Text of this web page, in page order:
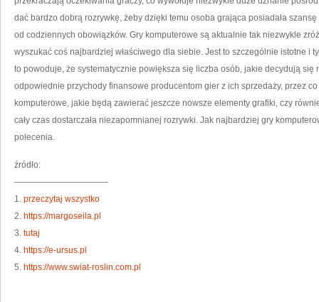
dać bardzo dobrą rozrywkę, żeby dzięki temu osoba grająca posiadała
od codziennych obowiązków. Gry komputerowe są aktualnie tak niezwykle
wyszukać coś najbardziej właściwego dla siebie. Jest to szczególnie istotne i
to powoduje, że systematycznie powiększa się liczba osób, jakie decydują się
odpowiednie przychody finansowe producentom gier z ich sprzedaży, przez
komputerowe, jakie będą zawierać jeszcze nowsze elementy grafiki, czy
cały czas dostarczała niezapomnianej rozrywki. Jak najbardziej gry
polecenia.
źródło:
———————————
1. przeczytaj wszystko
2. https://margoseila.pl
3. tutaj
4. https://e-ursus.pl
5. https://www.swiat-roslin.com.pl